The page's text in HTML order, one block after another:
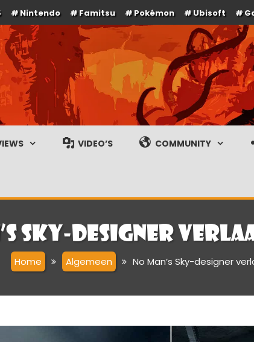
Nintendo Famitsu Pokémon Ubisoft
en gameplay streams
VIDEO’S COMMUNITY
Sky-designer
Home Algemeen No Man’s Sky-designer